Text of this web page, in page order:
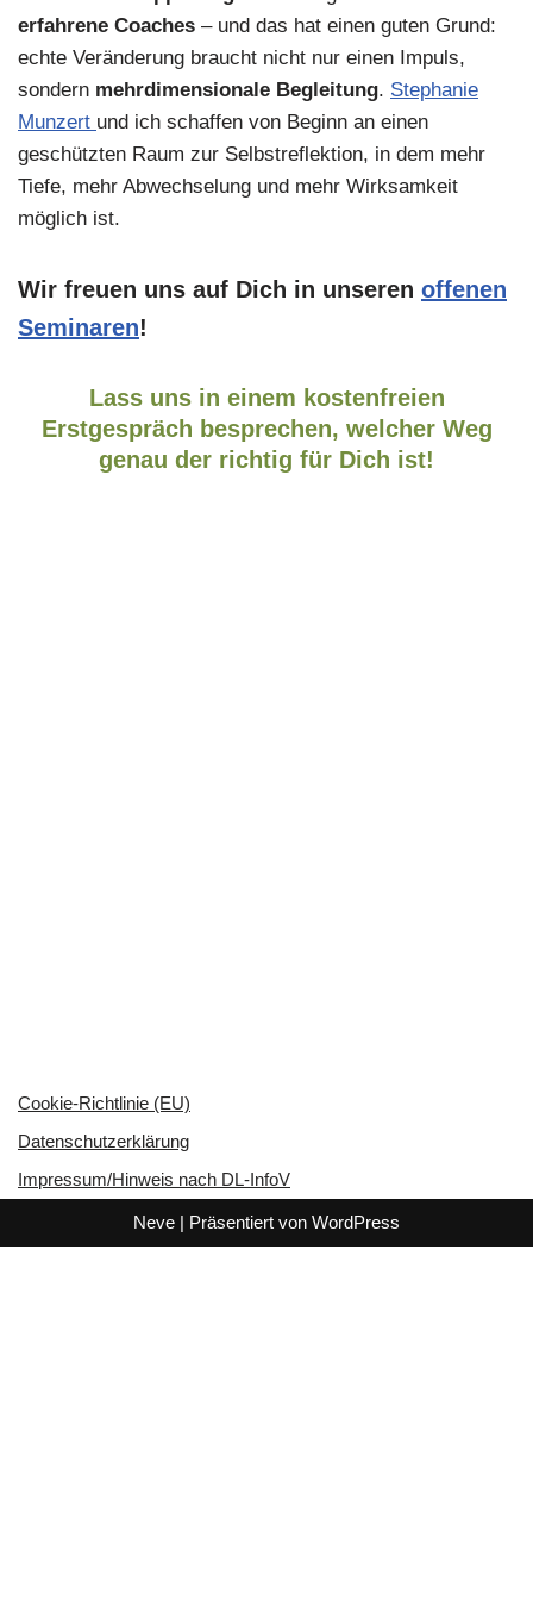
erfahrene Coaches – und das hat einen guten Grund:
echte Veränderung braucht nicht nur einen Impuls,
sondern mehrdimensionale Begleitung. Stephanie
Munzert und ich schaffen von Beginn an einen
geschützten Raum zur Selbstreflektion, in dem mehr
Tiefe, mehr Abwechselung und mehr Wirksamkeit
möglich ist.
Wir freuen uns auf Dich in unseren offenen
Seminaren!
Lass uns in einem kostenfreien
Erstgespräch besprechen, welcher Weg
genau der richtig für Dich ist!
Cookie-Richtlinie (EU)
Datenschutzerklärung
Impressum/Hinweis nach DL-InfoV
Neve | Präsentiert von WordPress